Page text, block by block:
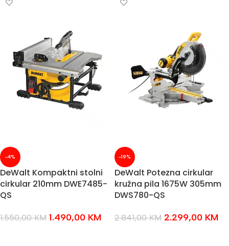
-4%
DeWalt Kompaktni stolni
cirkular 210mm DWE7485-
QS
1.550,00KM 1.490,00 KM
-19%
DeWalt Potezna cirkular
kružna pila 1675W 305mm
DWS780-QS
2.841,00KM 2.299,00 KM